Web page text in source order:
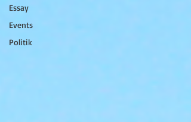
Essay
Events
Politik